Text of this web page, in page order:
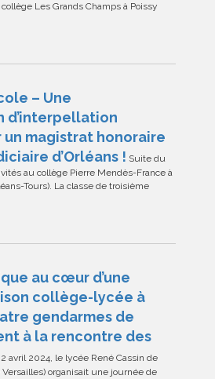
Les Grands Champs à Poissy
– Une
d’interpellation
magistrat honoraire
d’Orléans ! Suite du
au collège Pierre Mendès-France à
Tours). La classe de troisième
au cœur d’une
collège-lycée à
gendarmes de
à la rencontre des
avril 2024, le lycée René Cassin de
organisait une journée de